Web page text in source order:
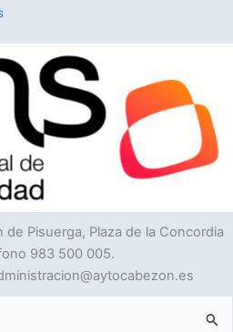
Pisuerga, Plaza de la Concordia
983 500 005.